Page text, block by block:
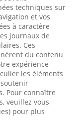
techniques sur
et vos
à caractère
journaux de
Ces
du contenu
expérience
les éléments
Pour connaître
veuillez vous
pour plus